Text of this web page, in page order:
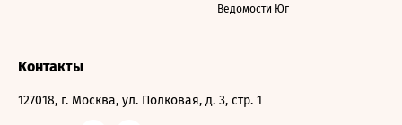
Ведомости Юг
Контакты
127018, г. Москва, ул. Полковая, д. 3, стр. 1